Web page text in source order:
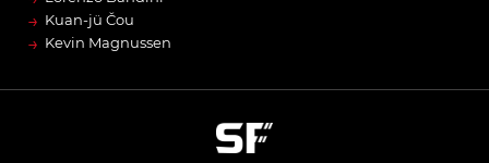
→ Kuan-jü Čou
→ Kevin Magnussen